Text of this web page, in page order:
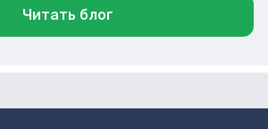
Читать блог